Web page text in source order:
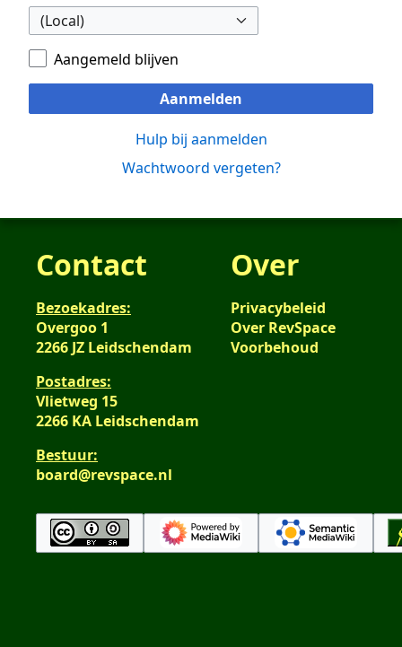
Aangemeld blijven
Aanmelden
Hulp bij aanmelden
Wachtwoord vergeten?
Contact
Bezoekadres:
Overgoo 1
2266 JZ Leidschendam
Postadres:
Vlietweg 15
2266 KA Leidschendam
Bestuur:
board@revspace.nl
Over
Privacybeleid
Over RevSpace
Voorbehoud